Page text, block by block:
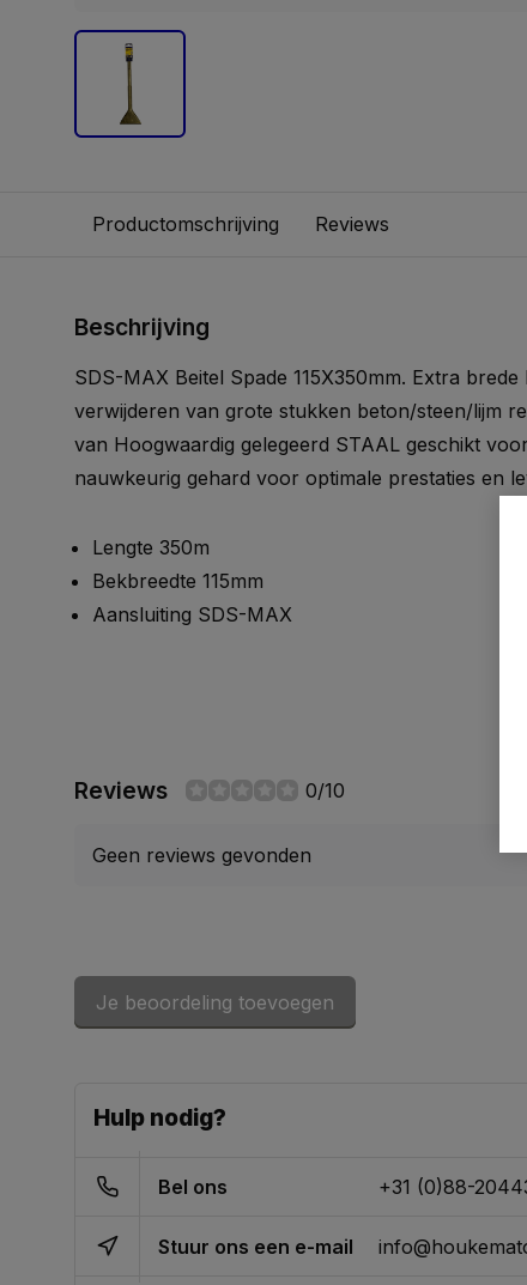
Productomschrijving Reviews
Beschrijving
SDS-MAX Beitel Spade 115X350mm. Extra
verwijderen van grote stukken beton/steen/lijm
van Hoogwaardig gelegeerd STAAL geschikt
nauwkeurig gehard voor optimale prestaties en
Lengte 350m
Bekbreedte 115mm
Aansluiting SDS-MAX
Reviews 0/10
Geen reviews gevonden
Je beoordeling toevoegen
Hulp nodig?
Bel ons +31 (0)88-
Stuur ons een e-mail